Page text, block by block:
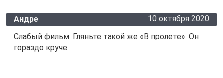
Андре
10 октября 2020
Слабый фильм. Гляньте такой же «В пролете». Он
гораздо круче